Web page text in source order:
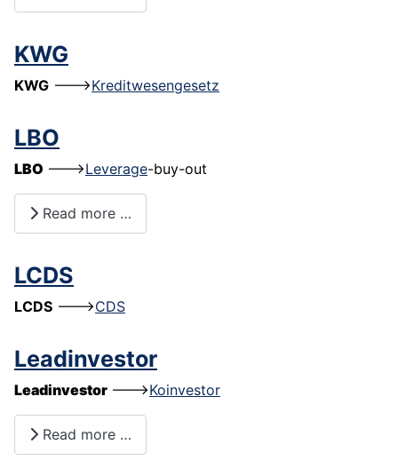
KWG
KWG --->Kreditwesengesetz
LBO
LBO --->Leverage-buy-out
Read more …
LCDS
LCDS --->CDS
Leadinvestor
Leadinvestor --->Koinvestor
Read more …